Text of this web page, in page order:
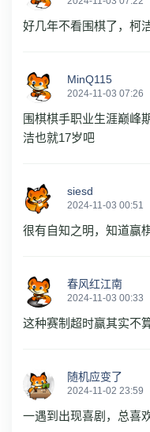
好几年不看围棋了，柯
MinQ115
2024-11-03 07:26
围棋棋手职业生涯巅峰
洁也就17岁吧
siesd
2024-11-03 00:51
很有自知之明，知道赢
春风红江南
2024-11-03 00:33
这种赛制超时赢其实不
随机应变了
2024-11-02 23:59
一遇到出现喜剧，总喜